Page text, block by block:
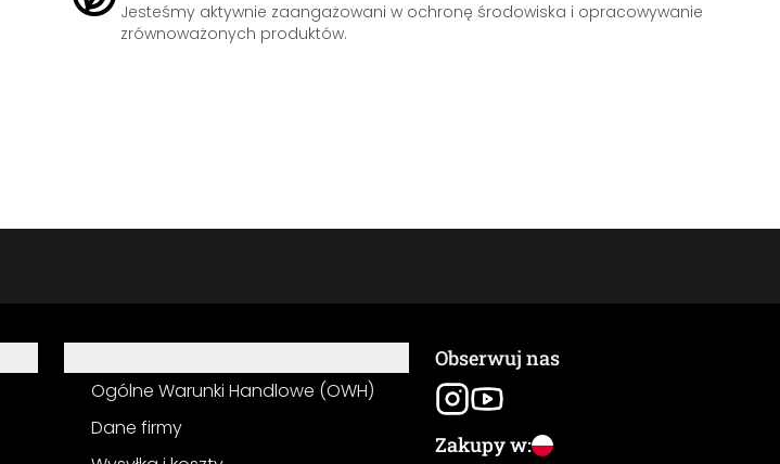
Jesteśmy aktywnie zaangażowani w ochronę środowiska i opracowywanie
zrównoważonych produktów.
Ogólne Warunki Handlowe (OWH)
Dane firmy
Obserwuj nas
Zakupy w: